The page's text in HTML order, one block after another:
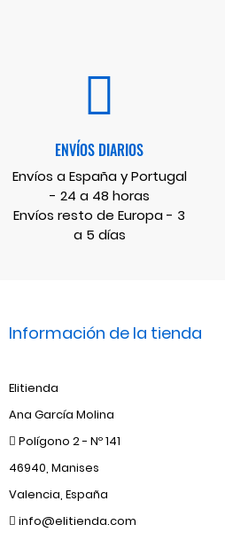
ENVÍOS DIARIOS
Envíos a España y Portugal
- 24 a 48 horas
Envíos resto de Europa - 3
a 5 días
Información de la tienda
Elitienda
Ana García Molina
Polígono 2 - Nº 141
46940, Manises
Valencia, España
info@elitienda.com